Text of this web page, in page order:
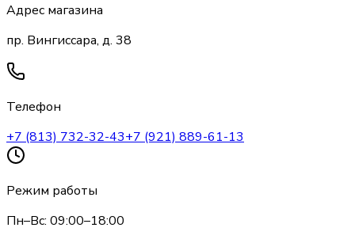
Адрес магазина
пр. Вингиссара, д. 38
Телефон
+7 (813) 732-32-43+7 (921) 889-61-13
Режим работы
Пн–Вс: 09:00–18:00